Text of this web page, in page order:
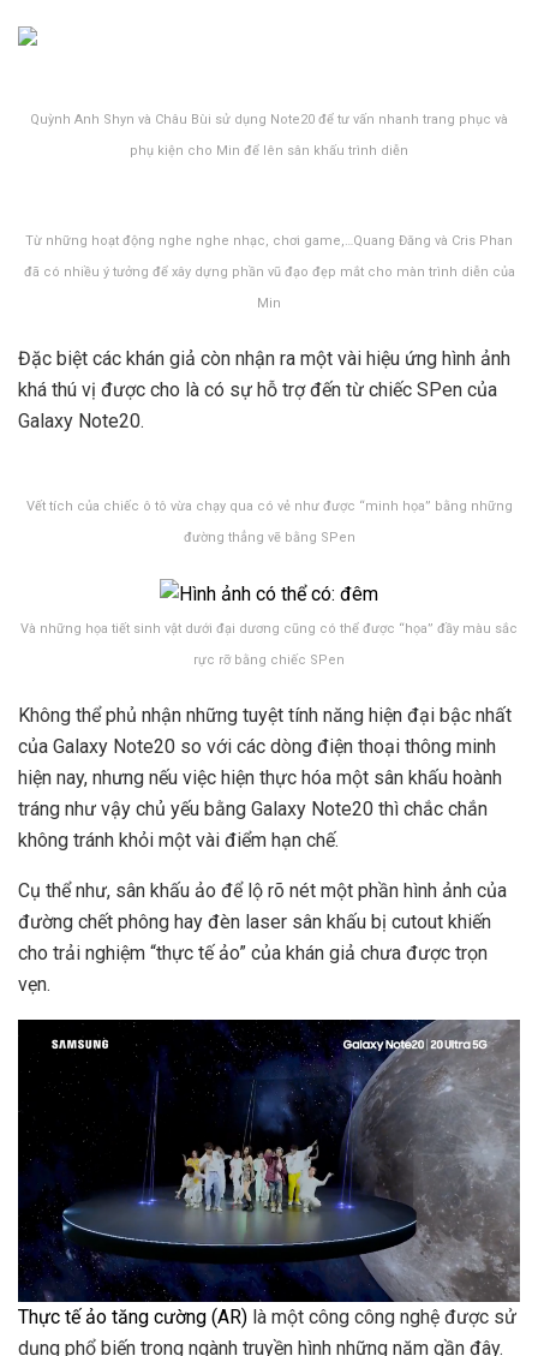
Quỳnh Anh Shyn và Châu Bùi sử dụng Note20 để tư vấn nhanh trang phục và
phụ kiện cho Min để lên sân khấu trình diễn
Từ những hoạt động nghe nghe nhạc, chơi game,…Quang Đăng và Cris Phan
đã có nhiều ý tưởng để xây dựng phần vũ đạo đẹp mắt cho màn trình diễn của
Min
Đặc biệt các khán giả còn nhận ra một vài hiệu ứng hình ảnh
khá thú vị được cho là có sự hỗ trợ đến từ chiếc SPen của
Galaxy Note20.
Vết tích của chiếc ô tô vừa chạy qua có vẻ như được “minh họa” bằng những
đường thẳng vẽ bằng SPen
Và những họa tiết sinh vật dưới đại dương cũng có thể được “họa” đầy màu sắc
rực rỡ bằng chiếc SPen
Không thể phủ nhận những tuyệt tính năng hiện đại bậc nhất
của Galaxy Note20 so với các dòng điện thoại thông minh
hiện nay, nhưng nếu việc hiện thực hóa một sân khấu hoành
tráng như vậy chủ yếu bằng Galaxy Note20 thì chắc chắn
không tránh khỏi một vài điểm hạn chế.
Cụ thểnhư, sân khấu ảo để lộ rõ nét một phần hình ảnh của
đường chết phông hay đèn laser sân khấu bị cutout khiến
cho trải nghiệm “thực tế ảo” của khán giả chưa được trọn
vẹn.
Thực tế ảo tăng cường (AR) là một công công nghệ được sử
dụng phổ biến trong ngành truyền hình những năm gần đây.